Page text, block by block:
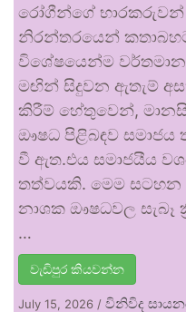
රෝගීන්ගේ භාරකරුවන්
නිරන්තරයෙන්
විශේෂයෙන්ම
මඟින් සිදුවන ඇතැම්
කිරීම් හේතුවෙන්,
ඖෂධ පිළිබඳව
වී ඇත.එය සමාජයීය
තත්වයකි. මෙම සටහන
නාශක ඖෂධවල සැබෑ
…
වැඩිපුර කියවන්න
July 15, 2026 / විනිවිද